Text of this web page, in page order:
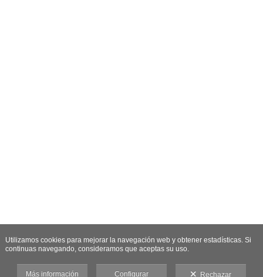
Utilizamos cookies para mejorar la navegación web y obtener estadísticas. Si
continuas navegando, consideramos que aceptas su uso.
Más información Configurar Rechazar